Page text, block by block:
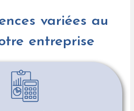
variées au
entreprise